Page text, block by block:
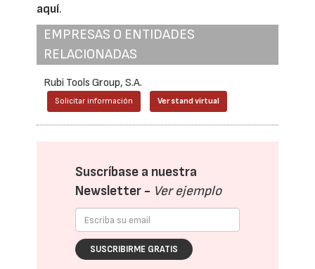
aquí.
EMPRESAS O ENTIDADES
RELACIONADAS
Rubi Tools Group, S.A.
Solicitar información Ver stand virtual
Suscríbase a nuestra
Newsletter - Ver ejemplo
SUSCRIBIRME GRATIS